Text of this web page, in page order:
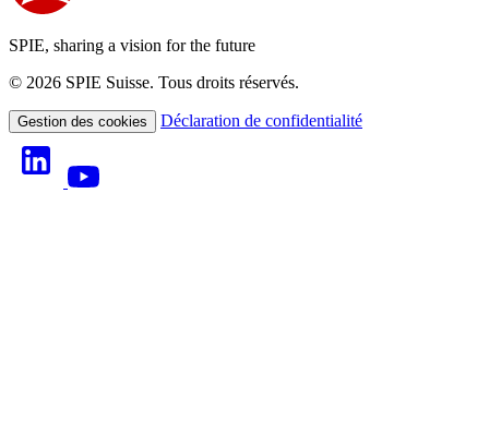
SPIE, sharing a vision for the future
© 2026 SPIE Suisse. Tous droits réservés.
Gestion des cookies Déclaration de confidentialité